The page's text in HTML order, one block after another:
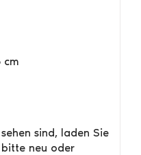
cm
sind, laden Sie
bitte neu oder